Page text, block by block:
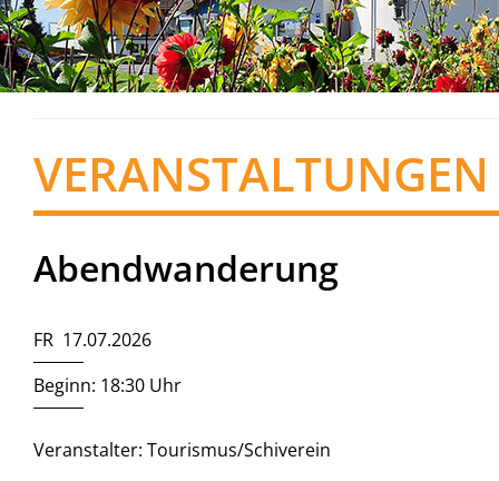
VERANSTALTUNGEN
Abendwanderung
FR 17.07.2026
Beginn: 18:30 Uhr
Veranstalter: Tourismus/Schiverein